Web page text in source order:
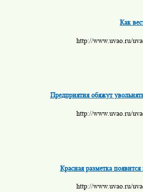
Как
http://www.uvao.ru/
Предприятия обяжут
http://www.uvao.ru/
Красная разметка
http://www.uvao.ru/